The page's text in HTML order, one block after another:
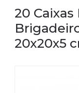
20 Caixas
20x20x5